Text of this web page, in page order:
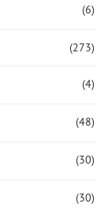
(6)
(273)
(4)
(48)
(30)
(30)